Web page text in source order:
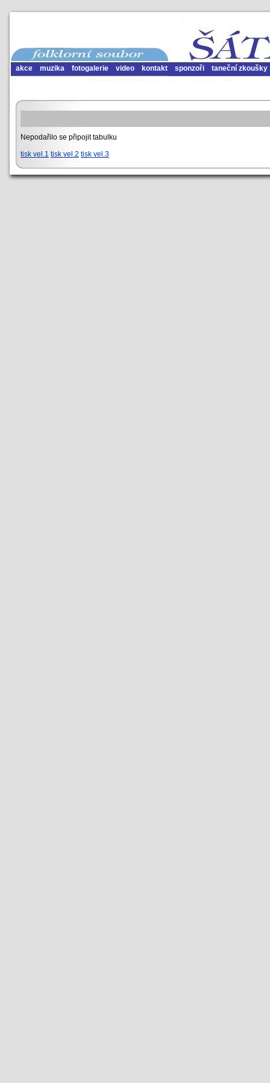
akce muzika fotogalerie video kontakt sponzoři taneční zkoušky
Nepodařilo se připojit tabulku
tisk vel.1 tisk vel.2 tisk vel.3